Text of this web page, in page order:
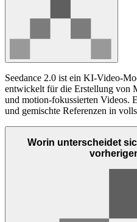
Seedance 2.0 ist ein KI-Video-
entwickelt für die Erstellung von
und motion-fokussierten Videos.
und gemischte Referenzen in
Worin unterscheidet